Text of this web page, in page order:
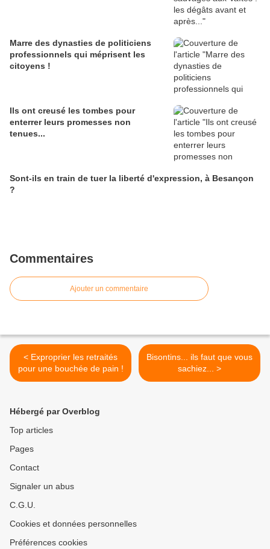
Marre des dynasties de politiciens
professionnels qui méprisent les
citoyens !
Ils ont creusé les tombes pour
enterrer leurs promesses non
tenues...
Sont-ils en train de tuer la liberté d'expression, à Besançon
?
Commentaires
Ajouter un commentaire
< Exproprier les retraités
pour une bouchée de pain !
Bisontins... ils faut que vous
sachiez... >
Hébergé par Overblog
Top articles
Pages
Contact
Signaler un abus
C.G.U.
Cookies et données personnelles
Préférences cookies